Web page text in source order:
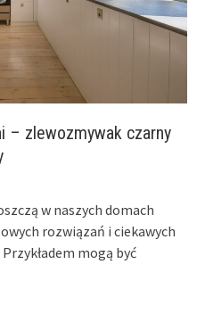
– zlewozmywak czarny
w naszych domach
rozwiązań i ciekawych
mogą być